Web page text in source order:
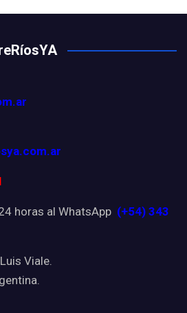
horas al WhatsApp (+54) 343
Viale.